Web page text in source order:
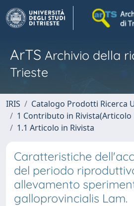
ArTS Archivio della
Trieste
IRIS
Catalogo Prodotti Ricerca
1 Contributo in Rivista(Articolo
1.1 Articolo in Rivista
Caratteristiche
del periodo
allevamento
galloprovincialis Lam.